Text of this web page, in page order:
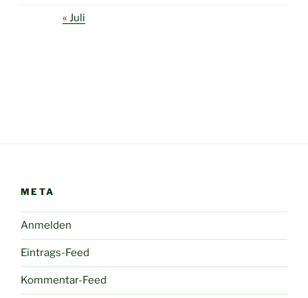
« Juli
META
Anmelden
Eintrags-Feed
Kommentar-Feed